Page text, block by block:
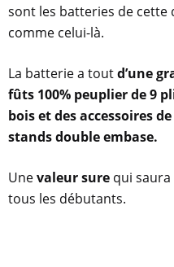
sont les batteries de
comme celui-là.
La batterie a toutd’une
fûts 100% peuplier de 9
bois et des accessoires
stands double embase.
Unevaleur sure qui
tous les débutants.